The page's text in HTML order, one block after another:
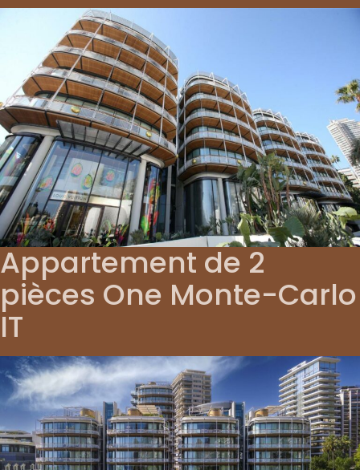
Appartement de 2
pièces One Monte-Carlo
IT